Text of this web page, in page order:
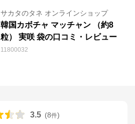
サカタのタネ オンラインショップ
韓国カボチャ マッチャン （約8
粒） 実咲 袋の口コミ・レビュー
11800032
3.5 (8件)